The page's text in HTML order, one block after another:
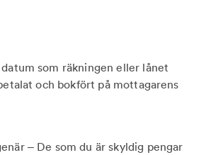
som räkningen eller lånet
och bokfört på mottagarens
– De som du är skyldig pengar